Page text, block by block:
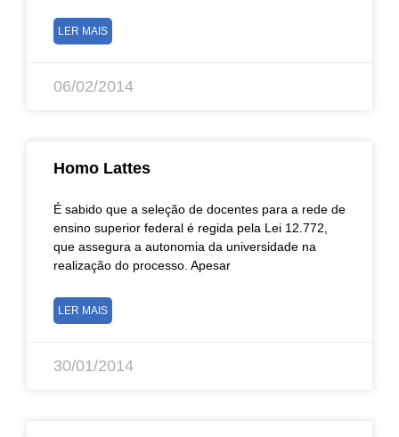
LER MAIS
06/02/2014
Homo Lattes
É sabido que a seleção de docentes para a rede de
ensino superior federal é regida pela Lei 12.772,
que assegura a autonomia da universidade na
realização do processo. Apesar
LER MAIS
30/01/2014